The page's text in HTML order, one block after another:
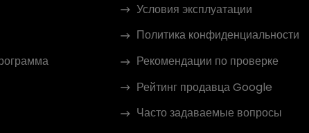
Условия эксплуатации
Политика конфиденциальности
Рекомендации по проверке
Рейтинг продавца Google
Часто задаваемые вопросы